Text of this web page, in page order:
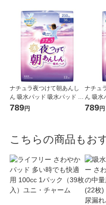
ナチュラ夜つけて朝あんし
ん 吸水パッド 吸水パッド 21
0cc 12枚:（1パック×12枚
789円
ナチュ
ん 吸水
cc 20枚:（1パック×20枚
789円
こちらの商品もお